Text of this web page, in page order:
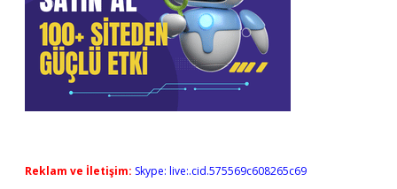
Reklam ve İletişim: Skype: live:.cid.575569c608265c69